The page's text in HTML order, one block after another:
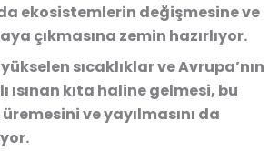
ekosistemlerin değişmesine ve
çıkmasına zemin hazırlıyor.
sıcaklıklar ve Avrupa’nın
ısınan kıta haline gelmesi, bu
ve yayılmasını da